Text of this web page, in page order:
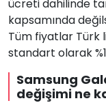
ücreti dahilinde
kapsamında
Tüm fiyatlar Türk
standart olarak
Samsung
değişimi ne